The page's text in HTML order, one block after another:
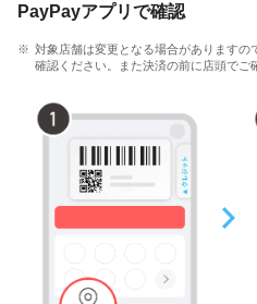
PayPayアプリで確認
対象店舗は変更となる場合があります
確認ください。また決済の前に店頭でご